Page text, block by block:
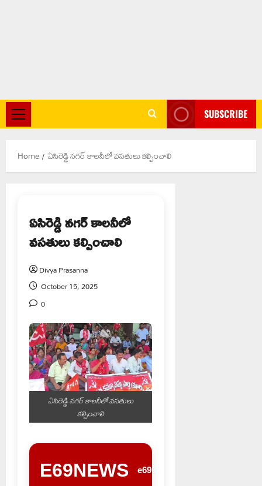
Primary
Menu
SUBSCRIBE
Home ఏసిరెడ్డి నగర్ కాలనీలో వసతులు కల్పించాలి
ఏసిరెడ్డి నగర్ కాలనీలో
వసతులు కల్పించాలి
Divya Prasanna
October 15, 2025
0
ఏసిరెడ్డి నగర్ కాలనీలో వసతులు
కల్పించాలి
E69NEWS e69news.com